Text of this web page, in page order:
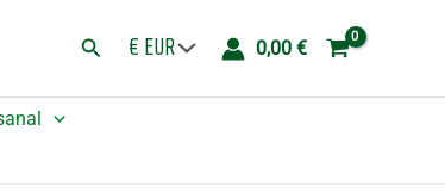
Buscar 0,00 €